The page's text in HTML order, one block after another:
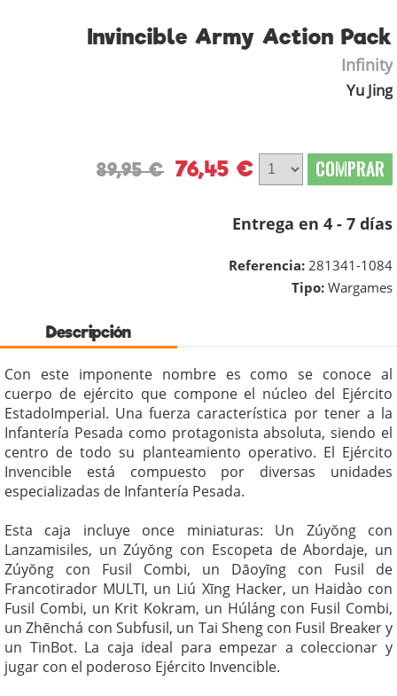
Invincible Army Action Pack
Infinity
Yu Jing
89,95 € 76,45 € COMPRAR
Entrega en 4 - 7 días
Referencia: 281341-1084
Tipo: Wargames
Descripción
Con este imponente nombre es como se conoce al
cuerpo de ejército que compone el núcleo del Ejército
EstadoImperial. Una fuerza característica por tener a la
Infantería Pesada como protagonista absoluta, siendo el
centro de todo su planteamiento operativo. El Ejército
Invencible está compuesto por diversas unidades
especializadas de Infantería Pesada.
Esta caja incluye once miniaturas: Un Zúyŏng con
Lanzamisiles, un Zúyŏng con Escopeta de Abordaje, un
Zúyŏng con Fusil Combi, un Dāoyīng con Fusil de
Francotirador MULTI, un Liú Xīng Hacker, un Haidào con
Fusil Combi, un Krit Kokram, un Húláng con Fusil Combi,
un Zhēnchá con Subfusil, un Tai Sheng con Fusil Breaker y
un TinBot. La caja ideal para empezar a coleccionar y
jugar con el poderoso Ejército Invencible.